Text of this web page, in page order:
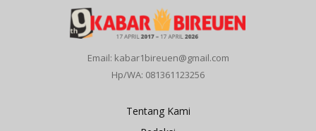
Email: kabar1bireuen@gmail.com
Hp/WA: 081361123256
Tentang Kami